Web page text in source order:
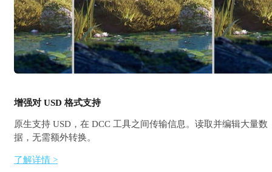
增强对 USD 格式支持
原生支持 USD，在 DCC 工具之间传输信息。读取并编辑大量数
据，无需额外转换。
了解详情 >